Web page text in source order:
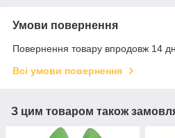
Умови повернення
Повернення товару впродовж 14
Всі умови повернення
З цим товаром також